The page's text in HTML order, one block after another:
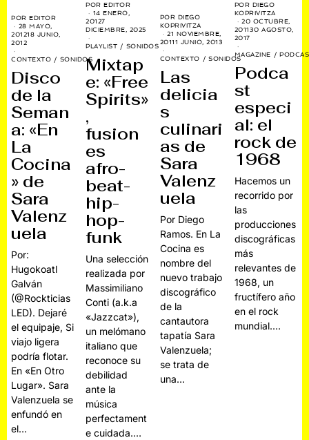
POREDITOR
28 MAYO,
201218 JUNIO,
2012
CONTEXTO / SONIDOS
Disco
de la
Seman
a: «En
La
Cocina
» de
Sara
Valenz
uela
Por:
Hugokoatl
Galván
(@Rockticias
LED). Dejaré
el equipaje, Si
viajo ligera
podría flotar.
En «En Otro
Lugar». Sara
Valenzuela se
enfundó en
el…
POREDITOR
14 ENERO,
20127
DICIEMBRE, 2025
PLAYLIST / SONIDOS
Mixtap
e: «Free
Spirits»
,
fusion
es
afro-
beat-
hip-
hop-
funk
Una selección
realizada por
Massimiliano
Conti (a.k.a
«Jazzcat»),
un melómano
italiano que
reconoce su
debilidad
ante la
música
perfectament
e cuidada.…
POR DIEGO
KOPRIVITZA
21 NOVIEMBRE,
2011 1 JUNIO, 2013
CONTEXTO / SONIDOS
Las
delicia
s
culinari
as de
Sara
Valenz
uela
Por Diego
Ramos. En La
Cocina es
nombre del
nuevo trabajo
discográfico
de la
cantautora
tapatía Sara
Valenzuela;
se trata de
una…
POR DIEGO
KOPRIVITZA
20 OCTUBRE,
2011 30 AGOSTO,
2017
MAGAZINE /
Podca
st
especi
al: el
rock de
1968
Hacemos un
recorrido por
las
producciones
discográficas
más
relevantes de
1968, un
fructífero año
en el rock
mundial.…